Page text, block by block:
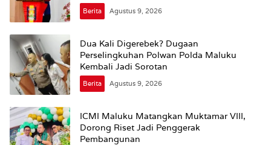
Berita Agustus 9, 2026
Dua Kali Digerebek? Dugaan
Perselingkuhan Polwan Polda Maluku
Kembali Jadi Sorotan
Berita Agustus 9, 2026
ICMI Maluku Matangkan Muktamar VIII,
Dorong Riset Jadi Penggerak
Pembangunan